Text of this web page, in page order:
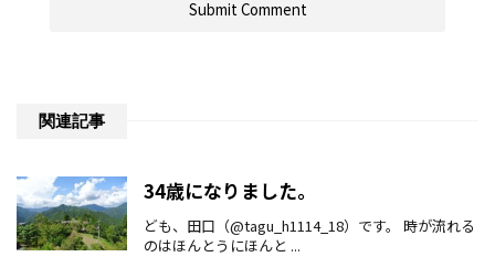
関連記事
34歳になりました。
ども、田口（@tagu_h1114_18）です。 時が流れる
のはほんとうにほんと ...